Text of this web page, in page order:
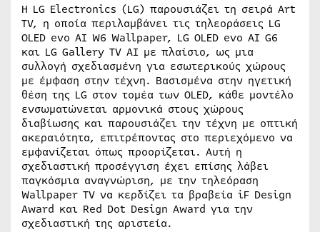
Η LG Electronics (LG) παρουσιάζει τη σειρά Art
TV, η οποία περιλαμβάνει τις τηλεοράσεις LG
OLED evo AI W6 Wallpaper, LG OLED evo AI G6
και LG Gallery TV AI με πλαίσιο, ως μια
συλλογή σχεδιασμένη για εσωτερικούς χώρους
με έμφαση στην τέχνη. Βασισμένα στην ηγετική
θέση της LG στον τομέα των OLED, κάθε μοντέλο
ενσωματώνεται αρμονικά στους χώρους
διαβίωσης και παρουσιάζει την τέχνη με οπτική
ακεραιότητα, επιτρέποντας στο περιεχόμενο να
εμφανίζεται όπως προορίζεται. Αυτή η
σχεδιαστική προσέγγιση έχει επίσης λάβει
παγκόσμια αναγνώριση, με την τηλεόραση
Wallpaper TV να κερδίζει τα βραβεία iF Design
Award και Red Dot Design Award για την
σχεδιαστική της αριστεία.